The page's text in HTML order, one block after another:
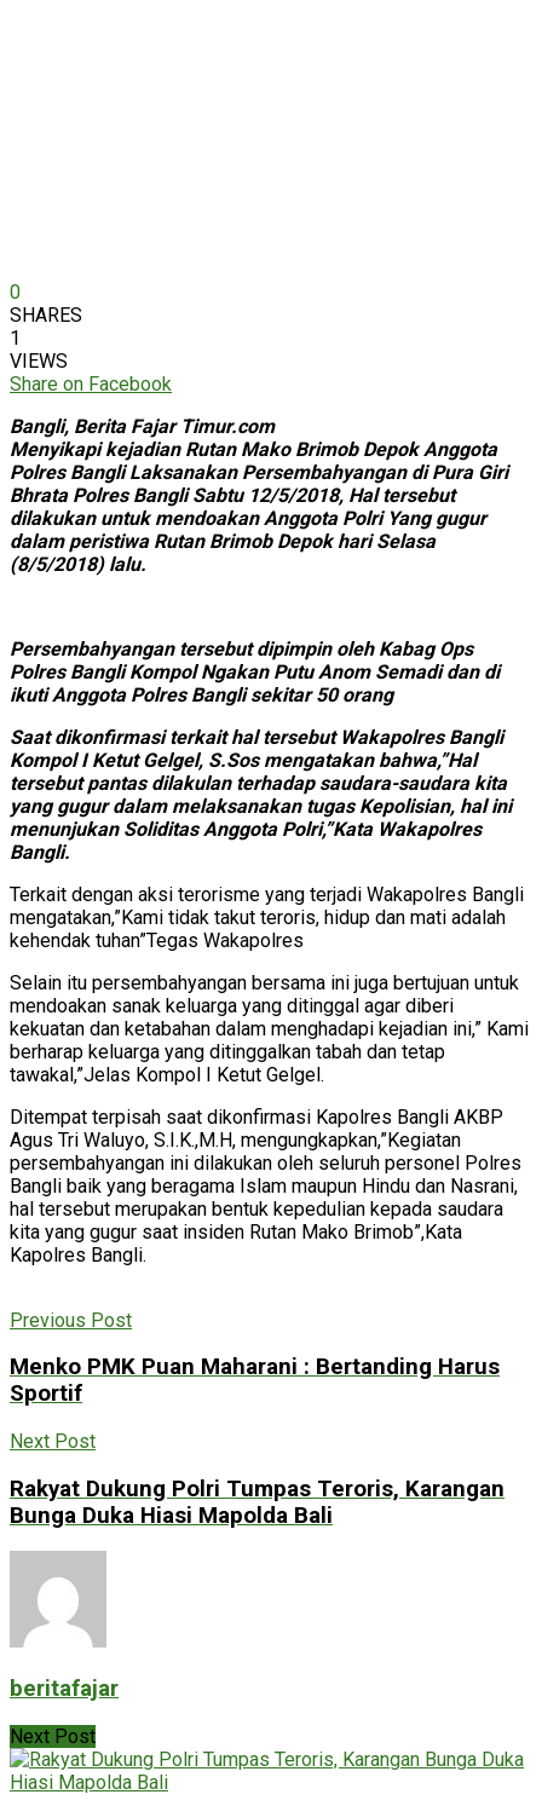
0
SHARES
1
VIEWS
Share on Facebook
Bangli, Berita Fajar Timur.com
Menyikapi kejadian Rutan Mako Brimob Depok Anggota
Polres Bangli Laksanakan Persembahyangan di Pura Giri
Bhrata Polres Bangli Sabtu 12/5/2018, Hal tersebut
dilakukan untuk mendoakan Anggota Polri Yang gugur
dalam peristiwa Rutan Brimob Depok hari Selasa
(8/5/2018) lalu.
Persembahyangan tersebut dipimpin oleh Kabag Ops
Polres Bangli Kompol Ngakan Putu Anom Semadi dan di
ikuti Anggota Polres Bangli sekitar 50 orang
Saat dikonfirmasi terkait hal tersebut Wakapolres Bangli
Kompol I Ketut Gelgel, S.Sos mengatakan bahwa,”Hal
tersebut pantas dilakulan terhadap saudara-saudara kita
yang gugur dalam melaksanakan tugas Kepolisian, hal ini
menunjukan Soliditas Anggota Polri,”Kata Wakapolres
Bangli.
Terkait dengan aksi terorisme yang terjadi Wakapolres Bangli
mengatakan,”Kami tidak takut teroris, hidup dan mati adalah
kehendak tuhan”Tegas Wakapolres
Selain itu persembahyangan bersama ini juga bertujuan untuk
mendoakan sanak keluarga yang ditinggal agar diberi
kekuatan dan ketabahan dalam menghadapi kejadian ini,” Kami
berharap keluarga yang ditinggalkan tabah dan tetap
tawakal,”Jelas Kompol I Ketut Gelgel.
Ditempat terpisah saat dikonfirmasi Kapolres Bangli AKBP
Agus Tri Waluyo, S.I.K.,M.H, mengungkapkan,”Kegiatan
persembahyangan ini dilakukan oleh seluruh personel Polres
Bangli baik yang beragama Islam maupun Hindu dan Nasrani,
hal tersebut merupakan bentuk kepedulian kepada saudara
kita yang gugur saat insiden Rutan Mako Brimob”,Kata
Kapolres Bangli.
Previous Post
Menko PMK Puan Maharani : Bertanding Harus
Sportif
Next Post
Rakyat Dukung Polri Tumpas Teroris, Karangan
Bunga Duka Hiasi Mapolda Bali
beritafajar
Next Post